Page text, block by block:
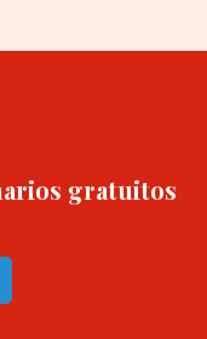
gratuitos